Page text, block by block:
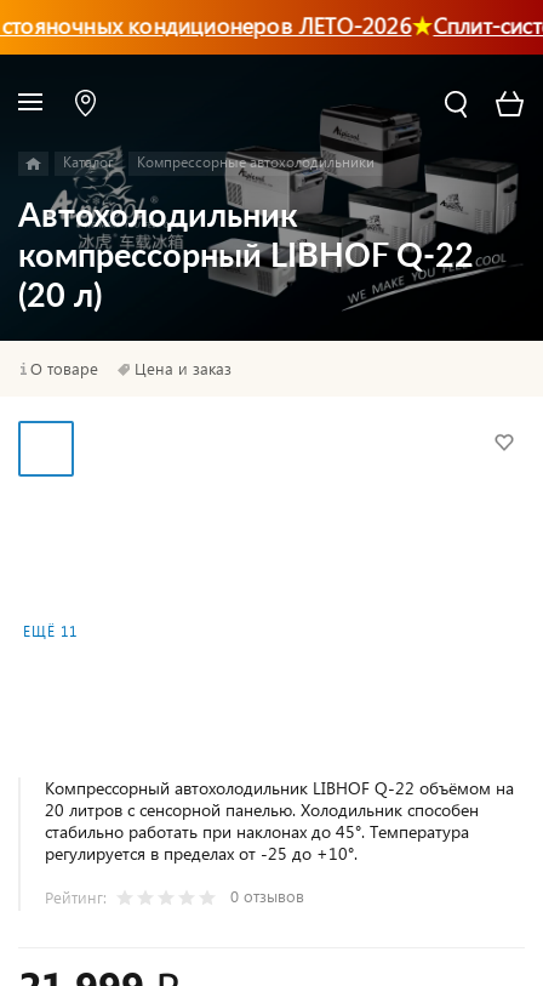
кондиционеров ЛЕТО-2026 Сплит-
Каталог Компрессорные автохолодильники
Автохолодильник
компрессорный LIBHOF Q-22
(20 л)
О товаре Цена и заказ
ЕЩЁ 11
Компрессорный автохолодильник LIBHOF Q-22 объёмом на
20 литров с сенсорной панелью. Холодильник способен
стабильно работать при наклонах до 45°. Температура
регулируется в пределах от -25 до +10°.
Рейтинг: 0 отзывов